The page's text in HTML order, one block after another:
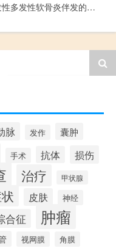
复发性多发性软骨炎伴发的葡萄膜炎_Fu Fa Xing Duo Fa Xing Ruan Gu Yan Ban Fa De Pu Tao Mo Yan
脉 发作 囊肿
手术 抗体 损伤
治疗 甲状腺
皮肤 神经
合征 肿瘤
视网膜 角膜